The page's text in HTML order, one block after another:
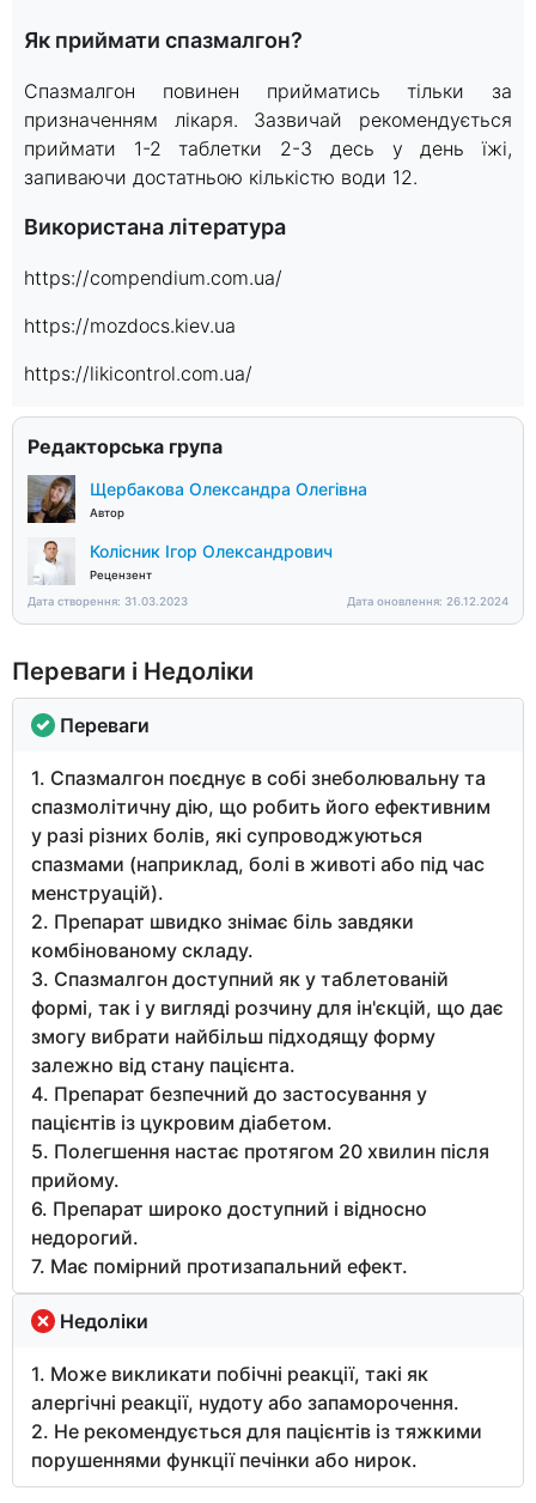
Як приймати спазмалгон?
Спазмалгон повинен прийматись тільки за
призначенням лікаря. Зазвичай рекомендується
приймати 1-2 таблетки 2-3 десь у день їжі,
запиваючи достатньою кількістю води 12.
Використана література
https://compendium.com.ua/
https://mozdocs.kiev.ua
https://likicontrol.com.ua/
Редакторська група
Щербакова Олександра Олегівна
Автор
Колісник Ігор Олександрович
Рецензент
Дата створення: 31.03.2023
Дата оновлення: 26.12.2024
Переваги і Недоліки
Переваги
1. Спазмалгон поєднує в собі знеболювальну та
спазмолітичну дію, що робить його ефективним
у разі різних болів, які супроводжуються
спазмами (наприклад, болі в животі або під час
менструацій).
2. Препарат швидко знімає біль завдяки
комбінованому складу.
3. Спазмалгон доступний як у таблетованій
формі, так і у вигляді розчину для ін'єкцій, що дає
змогу вибрати найбільш підходящу форму
залежно від стану пацієнта.
4. Препарат безпечний до застосування у
пацієнтів із цукровим діабетом.
5. Полегшення настає протягом 20 хвилин після
прийому.
6. Препарат широко доступний і відносно
недорогий.
7. Має помірний протизапальний ефект.
Недоліки
1. Може викликати побічні реакції, такі як
алергічні реакції, нудоту або запаморочення.
2. Не рекомендується для пацієнтів із тяжкими
порушеннями функції печінки або нирок.